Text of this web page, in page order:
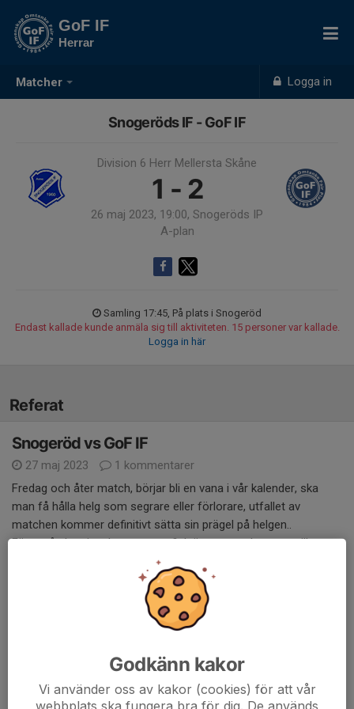
Matcher Logga in
GoF IF
Herrar
Snogeröds IF - GoF IF
Division 6 Herr Mellersta Skåne
1 - 2
26 maj 2023, 19:00, Snogeröds IP
A-plan
Samling 17:45, På plats i Snogeröd
Endast kallade kunde anmäla sig till aktiviteten. 15 personer var kallade.
Logga in här
Referat
Snogeröd vs GoF IF
27 maj 2023
1 kommentarer
Fredag och åter match, börjar bli en vana i vår kalender, ska
man få hålla helg som segrare eller förlorare, utfallet av
matchen kommer definitivt sätta sin prägel på helgen..
Först på plats innebar att man fick öppna upp boomen till
idrottsplatsen som ligger mysigt intill Ringsjön, bara en sådan
sak är en upplevelse, strax efter anlände motståndarnas
tränare (Robban) så vi hann få några ord med varandra i lugn o
ro. Solen sken men det var rätt kyligt i vinden, planen var grön,
tät och den bästa än så länge under säsongen, finns goda
och vi "förlorat" poäng så är det en match som vi verkligen vill
vinna, inte tappa mark uppåt.
Godkänn kakor
Vi använder oss av kakor (cookies) för att vår
webbplats ska fungera bra för dig. De används